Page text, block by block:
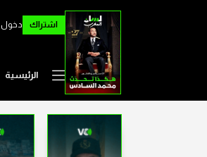
اشتراك دخول
الرئيسية